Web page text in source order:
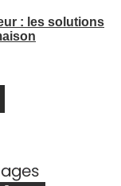
: les solutions